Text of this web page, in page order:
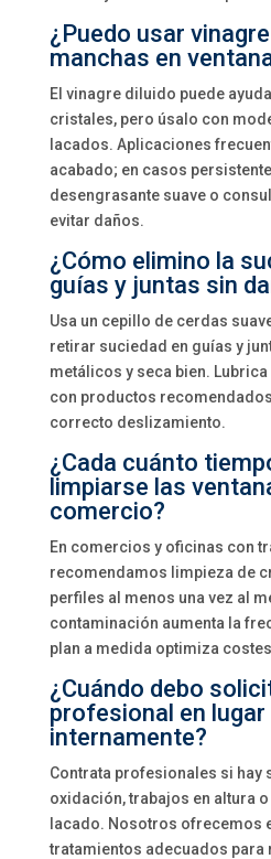
¿Puedo usar
manchas en
El vinagre diluido puede
cristales, pero úsalo con
lacados. Aplicaciones
acabado; en casos
desengrasante suave o
evitar daños.
¿Cómo elimino la
guías y juntas sin
Usa un cepillo de cerdas
retirar suciedad en guías y
metálicos y seca bien.
con productos
correcto deslizamiento.
¿Cada cuánto
limpiarse las
comercio?
En comercios y oficinas con
recomendamos limpieza de
perfiles al menos una vez al
contaminación aumenta la
plan a medida optimiza
¿Cuándo debo
profesional en
internamente?
Contrata profesionales si hay
oxidación, trabajos en altura
lacado. Nosotros ofrecemos
tratamientos adecuados para